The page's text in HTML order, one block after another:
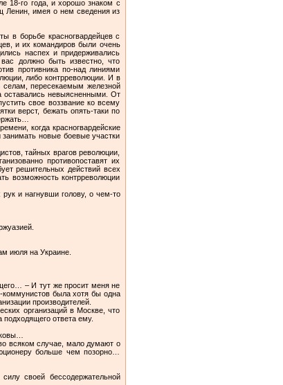
18-го года, и хорошо знаком с
Ленин, имея о нем сведения из
в борьбе красногвардейцев с
и их командиров были очень
наспех и придерживались
должно быть известно, что
противника по-над линиями
либо контрреволюции. И в
селам, пересекаемым железной
оставались невыясненными. От
свое воззвание ко всему
верст, бежать опять-таки по
когда красногвардейские
новые боевые участки
тайных врагов революции,
противопоставят их
решительных действий всех
возможность контрреволюции
и нагнувши голову, о чем-то
июля на Украине.
– И тут же просит меня не
коммунистов была хотя бы одна
производителей.
организаций в Москве, что
ответа ему.
всяком случае, мало думают о
больше чем позорно…
своей бессодержательной